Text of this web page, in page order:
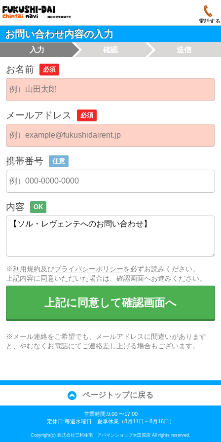
電話する
お問い合わせ内容の入力
入力 確認 送信
お名前 必須
メールアドレス 必須
携帯番号 任意
内容 OK
※利用規約及びプライバシーポリシーを必ずお読みください。
上記内容に同意いただいた場合は、確認画面へお進みください。
上記に同意して確認画面へ
※メール連絡をご希望でも、メールアドレスに間違いがあります
と、やむなくお電話にてご連絡差し上げる場合もございます。
ページトップに戻る
営業時間:9:00 〜17:00
定休日:毎週水曜日 夏季休業（8月11日～8月16日）
Copyright(c) 株式会社三和住宅 アパマンショップ大田原店 All rights reserved.